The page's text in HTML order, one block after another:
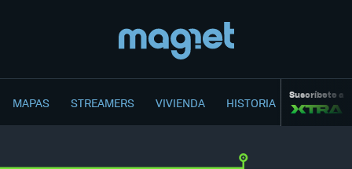
MAPAS STREAMERS VIVIENDA HISTORIA Suscríbete a